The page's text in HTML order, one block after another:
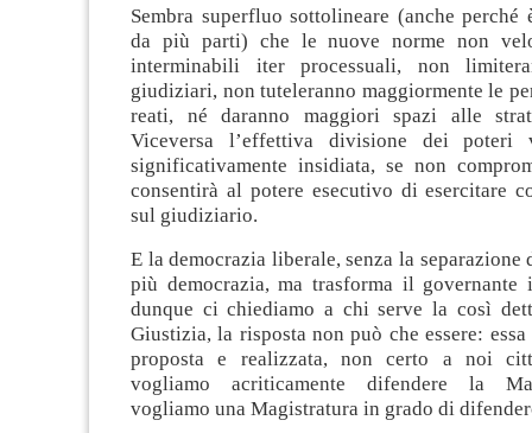
Sembra superfluo sottolineare (anche perché
da più parti) che le nuove norme non
interminabili iter processuali, non
giudiziari, non tuteleranno maggiormente le
reati, né daranno maggiori spazi alle
Viceversa l’effettiva divisione dei poteri
significativamente insidiata, se non
consentirà al potere esecutivo di esercitare
sul giudiziario.
E la democrazia liberale, senza la separazione
più democrazia, ma trasforma il governante
dunque ci chiediamo a chi serve la così
Giustizia, la risposta non può che essere:
proposta e realizzata, non certo a noi
vogliamo acriticamente difendere la
vogliamo una Magistratura in grado di